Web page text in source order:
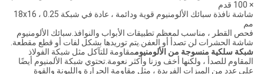
× 100 قدم
شاشة نافذة سبائك الألومنيوم قوية ودائمة ، عادة في شبكة 18x16 ، 0.25
مم
فحص القطر ، مناسب لمعظم تطبيقات الأبواب والنوافذ.سبائك الألومنيوم
شاشة الحشرات لن تصدأ أو العفن.يتم توريدها بشكل لفات أو قطع مقطعة.
شبكة سلكية منسوجة من الألومنيوممقاومة للتآكل مثل شبكة الفولاذ
المقاوم للصدأ ، ولكنها أخف وزنا وأكثر نعومة.تحتوي شبكة الألمنيوم أيضًا
على عدد من الميزات الفريدة ، مثل مقاومة الحرارة والليونة والقوة